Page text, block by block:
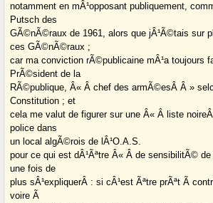
notamment en mÂ¹opposant publiquement,
Putsch des
GÃ©nÃ©raux de 1961, alors que jÂ¹Ã©tais sur
ces GÃ©nÃ©raux ;
car ma conviction rÃ©publicaine mÂ¹a toujours
PrÃ©sident de la
RÃ©publique, Â« Â chef des armÃ©esÂ Â »
Constitution ; et
cela me valut de figurer sur une Â« Â liste
police dans
un local algÃ©rois de lÂ¹O.A.S.
pour ce qui est dÂ¹Ãªtre Â« Â de sensibilitÃ©
une fois de
plus sÂ¹expliquerÂ : si cÂ¹est Ãªtre prÃªt Ã
voire Ã